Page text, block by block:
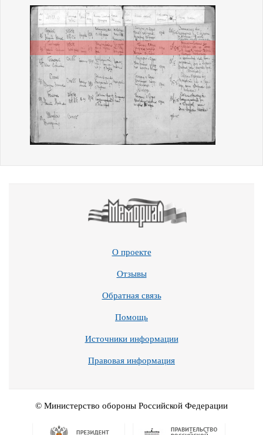
О проекте
Отзывы
Обратная связь
Помощь
Источники информации
Правовая информация
© Министерство обороны Российской Федерации